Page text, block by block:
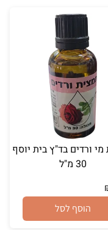
ורדים בד"ץ בית יוסף
30 מ"ל
הוסף לסל